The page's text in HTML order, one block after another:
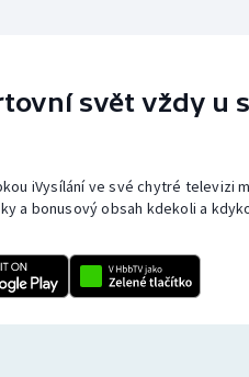
svět vždy u
iVysílání ve své chytré televizi
a bonusový obsah kdekoli a